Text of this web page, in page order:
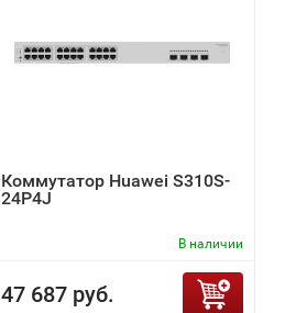
Коммутатор Huawei S310S-
24P4J
В наличии
47 687 руб.